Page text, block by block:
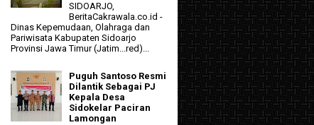
SIDOARJO,
BeritaCakrawala.co.id -
Dinas Kepemudaan, Olahraga dan
Pariwisata Kabupaten Sidoarjo
Provinsi Jawa Timur (Jatim...red)...
Puguh Santoso Resmi
Dilantik Sebagai PJ
Kepala Desa
Sidokelar Paciran
Lamongan